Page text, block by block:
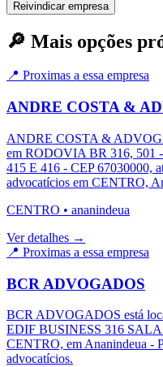
Reivindicar empresa
🔎 Mais opções
📍 Proximas a essa empresa
ANDRE COSTA &
ANDRE COSTA &
em RODOVIA BR 316,
415 E 416 - CEP 67030000,
advocatícios em CENTRO,
CENTRO • ananindeua
Ver detalhes →
📍 Proximas a essa empresa
BCR ADVOGADOS
BCR ADVOGADOS está
EDIF BUSINESS 316 SALA
CENTRO, em Ananindeua -
advocatícios.